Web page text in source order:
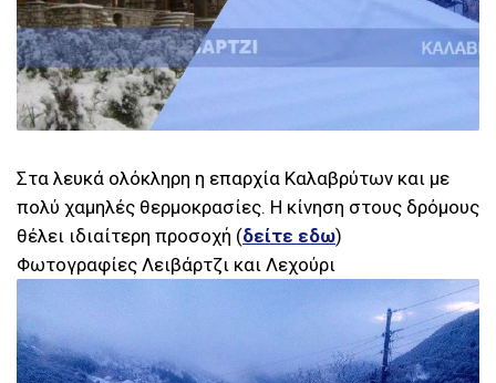
Στα λευκά ολόκληρη η επαρχία Καλαβρύτων και με
πολύ χαμηλές θερμοκρασίες. Η κίνηση στους δρόμους
θέλει ιδιαίτερη προσοχή (δείτε εδω)
Φωτογραφίες Λειβάρτζι και Λεχούρι